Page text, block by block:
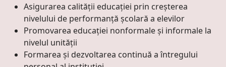
Asigurarea calităţii educaţiei prin creşterea
nivelului de performanţă şcolară a elevilor
Promovarea educației nonformale și informale la
nivelul unității
Formarea și dezvoltarea continuă a întregului